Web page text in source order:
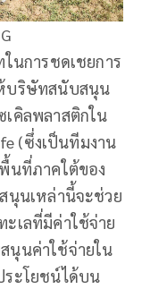
นการชดเชยการ
บริษัทสนับสนุน
เคิลพลาสติกใน
(ซึ่งเป็นทีมงาน
นที่ภาคใต้ของ
นุนเหล่านี้จะช่วย
เลที่มีค่าใช้จ่าย
นุนค่าใช้จ่ายใน
ระโยชน์ได้บน